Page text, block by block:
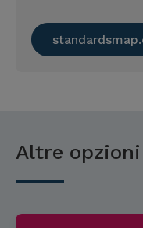
Altre opzioni